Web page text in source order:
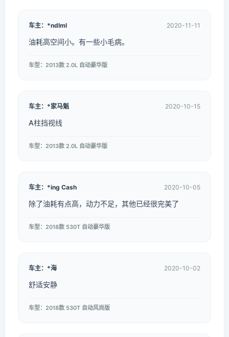
车主：*ndlml 2020-11-11
油耗高空间小。有一些小毛病。
车型：2013款 2.0L 自动豪华版
车主：*家马魁 2020-10-15
A柱挡视线
车型：2013款 2.0L 自动豪华版
车主：*ing Cash 2020-10-05
除了油耗有点高，动力不足，其他已经很完美了
车型：2018款 530T 自动豪华版
车主：*海 2020-10-02
舒适安静
车型：2018款 530T 自动风尚版